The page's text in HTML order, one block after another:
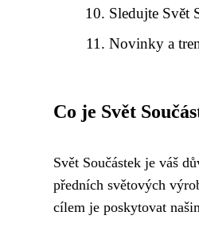
Sledujte Svět
Novinky a
Co je Svět
Svět Součástek je váš
předních světových
cílem je poskytovat